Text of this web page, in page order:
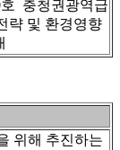
호 충청권광역급
략 및 환경영향
위해 추진하는